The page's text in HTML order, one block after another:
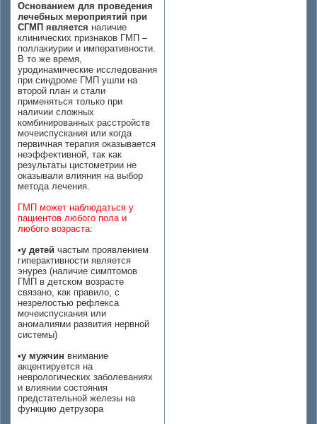
Основанием для проведения
лечебных мероприятий при
СГМП является наличие
клинических признаков ГМП –
поллакиурии и императивности.
В то же время,
уродинамические исследования
при синдроме ГМП ушли на
второй план и стали
применяться только при
наличии сложных
комбинированных расстройств
мочеиспускания или когда
первичная терапия оказывается
неэффективной, так как
результаты цистометрии не
оказывали влияния на выбор
метода лечения.
ГМП может наблюдаться у
пациентов любого пола и
любого возраста:
•у детей частым проявлением
гиперактивности является
энурез (наличие симптомов
ГМП в детском возрасте
связано, как правило, с
незрелостью рефлекса
мочеиспускания или
аномалиями развития нервной
системы)
•у мужчин внимание
акцентируется на
неврологических заболеваниях
и влиянии состояния
предстательной железы на
функцию детрузора